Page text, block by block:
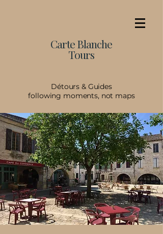
Carte Blanche
Tours
Détours & Guides
following moments, not maps